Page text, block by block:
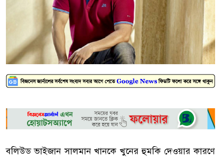
বলিউড ভাইজান সালমান খানকে খুনের হুমকি দেওয়ার কারণে